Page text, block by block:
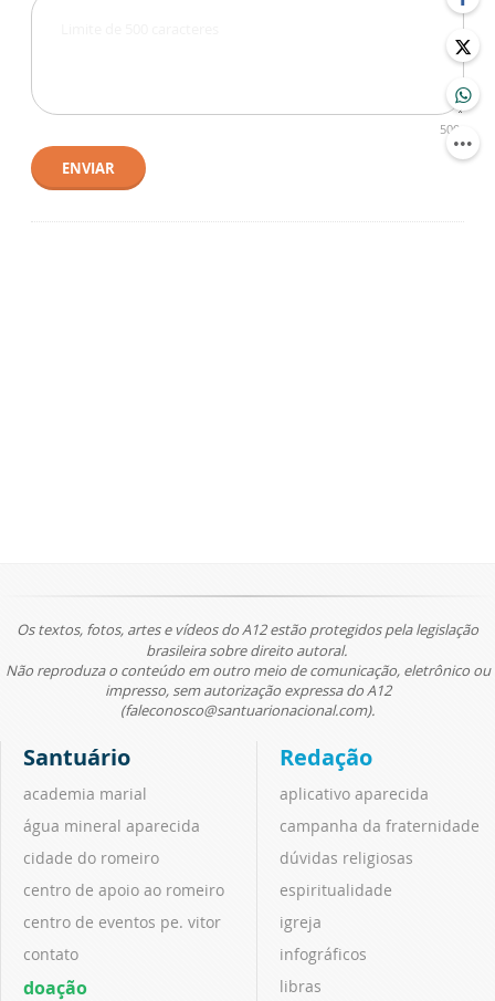
500
ENVIAR
Os textos, fotos, artes e vídeos do A12 estão protegidos pela legislação
brasileira sobre direito autoral.
Não reproduza o conteúdo em outro meio de comunicação, eletrônico ou
impresso, sem autorização expressa do A12
(faleconosco@santuarionacional.com).
Santuário
academia marial
água mineral aparecida
cidade do romeiro
centro de apoio ao romeiro
centro de eventos pe. vitor
contato
doação
Redação
aplicativo aparecida
campanha da fraternidade
dúvidas religiosas
espiritualidade
igreja
infográficos
libras